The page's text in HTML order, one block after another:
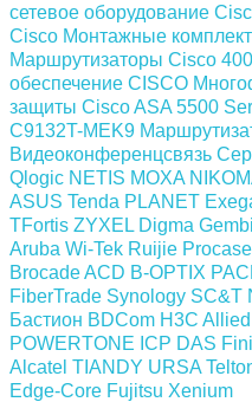
сетевое оборудование
Cisco Монтажные
Маршрутизаторы Cisco
обеспечение СISCO
защиты Cisco ASA 5500
C9132T-MEK9
Видеоконференцсвязь
Qlogic NETIS MOXA
ASUS Tenda PLANET
TFortis ZYXEL Digma
Aruba Wi-Tek Ruijie Procase
BrocadeACD B-OPTIX
FiberTrade Synology SC&T
Бастион BDCom H3C
POWERTONE ICP DAS
Alcatel TIANDY URSA
Edge-Core Fujitsu Xenium